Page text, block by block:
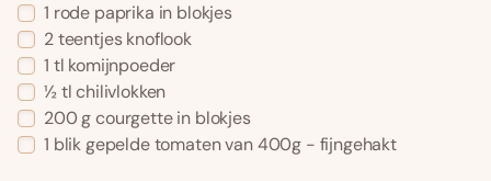
1 rode paprika in blokjes
2 teentjes knoflook
1 tl komijnpoeder
½ tl chilivlokken
200 g courgette in blokjes
1 blik gepelde tomaten van 400g - fijngehakt